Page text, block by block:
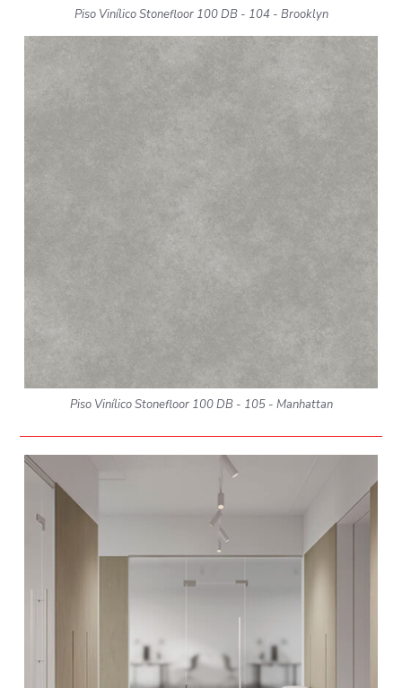
Piso Vinílico Stonefloor 100 DB - 104 - Brooklyn
Piso Vinílico Stonefloor 100 DB - 105 - Manhattan